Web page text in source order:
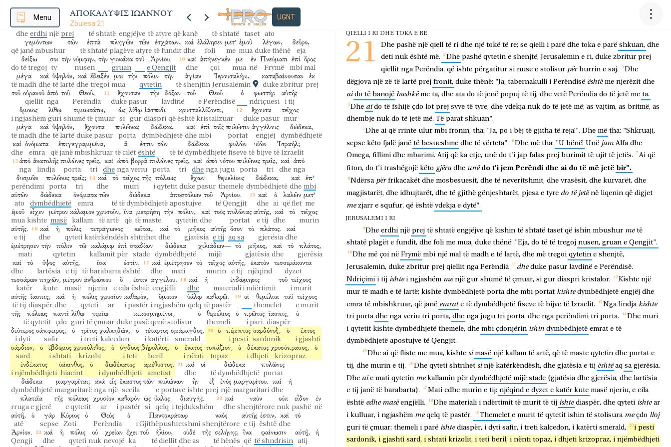
Menu ΑΠΟΚΑΛΥΨΙΣ ΙΩΑΝΝΟΥ
Zbulesa 21
UGNT
καὶ
dhe
θείῳ,
squfuri
ὅ
është vdekja e dyta
καὶ
dhe
ἦλθεν
erdhi
εἷς
një prej
τῶν ἑπτὰ
të shtatë engjëjve të atyre që kanë
ἑπτὰ
të shtatë
φιάλας,
taset
τῶν
ato
γεμόντων
që janë mbushur
τῶν ἑπτὰ
të shtatë
πληγῶν
plagëve
τῶν
atyre
ἐσχάτων,
të fundit
καὶ
dhe
ἐλάλησεν
foli
μετ’
me
ἐμοῦ
mua
λέγων,
duke thënë
δεῦρο,
eja
δείξω
do të tregoj
σοι
ty
τὴν νύμφην,
nusen
τὴν γυναῖκα
gruan
τοῦ Ἀρνίου.
e Qengjit
καὶ
dhe
ἀπήνεγκέν
çoi
με
mua
ἐν
në
Πνεύματι
Frymë
ἐπὶ
mbi
ὄρος
mal
μέγα
të madh
καὶ
dhe
ὑψηλόν,
të lartë
καὶ
dhe
ἔδειξέν
tregoi
μοι
mua
τὴν πόλιν
qytetin
τὴν ἁγίαν
të shenjtin
Ἰερουσαλὴμ,
Jerusalemin
καταβαίνουσαν
duke zbritur
ἐκ
prej
τοῦ οὐρανοῦ
qiellit
ἀπὸ
nga
τοῦ Θεοῦ,
Perëndia
ἔχουσαν
duke pasur
τὴν δόξαν
lavdinë
τοῦ Θεοῦ.
e Perëndisë
ὁ φωστὴρ
ndriçuesi
αὐτῆς
i tij
ὅμοιος
i ngjashëm
λίθῳ
guri
τιμιωτάτῳ,
shumë të çmuar
ὡς
si
λίθῳ
gur
ἰάσπιδι
diaspri
κρυσταλλίζοντι,
që është kristalizuar
ἔχουσα
duke pasur
τεῖχος
mur
μέγα
të madh
καὶ
dhe
ὑψηλόν,
të lartë
ἔχουσα
duke pasur
πυλῶνας
porta
δώδεκα,
dymbëdhjetë
καὶ
dhe
ἐπὶ
mbi
τοῖς πυλῶσιν
portat
ἀγγέλους
engjëj
δώδεκα,
dymbëdhjetë
καὶ
dhe
ὀνόματα
emra
ἐπιγεγραμμένα,
që janë mbishkruar
ἅ
të cilët
ἐστιν
është
τῶν δώδεκα
të të dymbëdhjetë
φυλῶν
fiseve
υἱῶν
të bijve
Ἰσραήλ;
të Izraelit
ἀπὸ
nga
ἀνατολῆς
lindja
πυλῶνες
porta
τρεῖς,
tri
καὶ
dhe
ἀπὸ
nga
βορρᾶ
veriu
πυλῶνες
porta
τρεῖς,
tri
καὶ
dhe
ἀπὸ
nga
νότου
jugu
πυλῶνες
porta
τρεῖς,
tri
καὶ
dhe
ἀπὸ
nga
δυσμῶν
perëndimi
πυλῶνες
porta
τρεῖς;
tri
καὶ
dhe
τὸ τεῖχος
muri
τῆς πόλεως
i qytetit
ἔχων
duke pasur
θεμελίους
themele
δώδεκα,
dymbëdhjetë
καὶ
dhe
ἐπ’
mbi
αὐτῶν
ato
δώδεκα
dymbëdhjetë
ὀνόματα
emra
τῶν δώδεκα
të të dymbëdhjetë
ἀποστόλων
apostujve
τοῦ Ἀρνίου.
të Qengjit
καὶ
dhe
ὁ
ai
λαλῶν
që flet
μετ’
me
ἐμοῦ
mua
εἶχεν
kishte
μέτρον
masë
κάλαμον
kallam
χρυσοῦν,
të artë
ἵνα
që
μετρήσῃ
të maste
τὴν πόλιν,
qytetin
καὶ
dhe
τοὺς πυλῶνας
portat
αὐτῆς,
e tij
καὶ
dhe
τὸ τεῖχος
murin
αὐτῆς.
e tij
καὶ
dhe
ἡ πόλις
qyteti
τετράγωνος
katërkëndësh
κεῖται,
shtrihet
καὶ
dhe
τὸ μῆκος
gjatësia
αὐτῆς
e tij
ὅσον
aq sa
τὸ πλάτος.
gjerësia
καὶ
dhe
ἐμέτρησεν
mati
τὴν πόλιν
qytetin
τῷ καλάμῳ
kallamit
ἐπὶ
për
σταδίων
stade
δώδεκα
dymbëdhjetë
χιλιάδων—
mijë
τὸ μῆκος,
gjatësia
καὶ
dhe
τὸ πλάτος,
gjerësia
καὶ
dhe
τὸ ὕψος
lartësia
αὐτῆς,
e tij
ἴσα
të barabarta
ἐστίν.
është
καὶ
dhe
ἐμέτρησεν
mati
τὸ τεῖχος
murin
αὐτῆς,
e tij
ἑκατὸν
njëqind
τεσσεράκοντα
dyzet
τεσσάρων
katër
πηχῶν,
kute
μέτρον
masë
ἀνθρώπου
njeriu
ὅ
e cila
ἐστιν
është
ἀγγέλου.
engjëlli
καὶ
dhe
ἡ ἐνδώμησις
materiali i ndërtimit
τοῦ τείχους
i murit
αὐτῆς
të tij
ἴασπις;
diaspër
καὶ
dhe
ἡ πόλις
qyteti
χρυσίον
ar
καθαρὸν,
i pastër
ὅμοιον
i ngjashëm
ὑάλῳ
qelq
καθαρῷ.
të pastër
οἱ θεμέλιοι
themelet
τοῦ τείχους
e murit
τῆς πόλεως
të qytetit
παντὶ
çdo
λίθῳ
guri
τιμίῳ
të çmuar
κεκοσμημένοι;
duke pasë qenë stolisur
ὁ θεμέλιος
themeli
ὁ πρῶτος
i pari
ἴασπις,
diaspër
ὁ
δεύτερος
i dyti
σάπφειρος,
safir
ὁ τρίτος
i treti
χαλκηδών,
kalcedon
ὁ τέταρτος
i katërti
σμάραγδος,
smerald
ὁ πέμπτος
i pesti
σαρδόνυξ,
sardonik
ὁ ἕκτος
i gjashti
σάρδιον,
sard
ὁ ἕβδομος
i shtati
χρυσόλιθος,
krizolit
ὁ ὄγδοος
i teti
βήρυλλος,
beril
ὁ ἔνατος
i nënti
τοπάζιον,
topaz
ὁ δέκατος
i dhjeti
χρυσόπρασος,
krizopraz
ὁ
ἑνδέκατος
i njëmbëdhjeti
ὑάκινθος,
hiacint
ὁ δωδέκατος
i dymbëdhjeti
ἀμέθυστος.
ametist
καὶ
dhe
οἱ δώδεκα
të dymbëdhjetë
πυλῶνες
portat
δώδεκα
dymbëdhjetë
μαργαρῖται;
margaritarë
ἀνὰ
nga
εἷς
një
ἕκαστος
secila
τῶν πυλώνων
e portave
ἦν
ishte
ἐξ
prej
ἑνὸς
një
μαργαρίτου.
margaritari
καὶ
dhe
ἡ
πλατεῖα
rruga e gjerë
τῆς πόλεως
e qytetit
χρυσίον
ar
καθαρὸν
i pastër
ὡς
si
ὕαλος
qelq
διαυγής.
i tejdukshëm
καὶ
dhe
ναὸν
shenjtërore
οὐκ
nuk
εἶδον
pashë
ἐν
në
αὐτῇ,
atë
ὁ γὰρ
sepse
Κύριος
Zoti
ὁ Θεός
Perëndia
ὁ Παντοκράτωρ
i Gjithëpushtetshmi
ναὸς
shenjtërore
αὐτῆς
e tij
ἐστιν,
është
καὶ
dhe
τὸ
Ἀρνίον.
Qengji
καὶ
dhe
ἡ πόλις
qyteti
οὐ
nuk
χρείαν
nevojë
ἔχει
ka
τοῦ ἡλίου,
të diellit
οὐδὲ
dhe as
τῆς σελήνης,
të hënës
ἵνα
që
φαίνωσιν
të shndrisin
αὐτῇ,
atij
ἡ
QIELLI I RI DHE TOKA E RE
21 Dhe pashë një qiell të ri dhe një tokë të re; se qielli i parë dhe toka e parë shkuan, dhe
deti nuk është më. Dhe pashë qytetin e shenjtë, Jerusalemin e ri, duke zbritur prej
qiellit nga Perëndia, që ishte përgatitur si nuse e stolisur për burrin e saj.
Dhe
dëgjova një zë të lartë prej fronit, duke thënë: "Ja, tabernakulli i Perëndisë është me njerëzit dhe
ai do të banojë bashkë me ta, dhe ata do të jenë popuj të tij, dhe vetë Perëndia do të jetë me ta.
Dhe ai do të fshijë çdo lot prej syve të tyre, dhe vdekja nuk do të jetë më; as vajtim, as britmë, as
dhembje nuk do të jetë më. Të parat shkuan".
Dhe ai që rrinte ulur mbi fronin, tha: "Ja, po i bëj të gjitha të reja!". Dhe më tha: "Shkruaji,
sepse këto fjalë janë të besueshme dhe të vërteta". Dhe më tha: "U bënë! Unë jam Alfa dhe
Omega, fillimi dhe mbarimi. Atij që ka etje, unë do t'i jap falas prej burimit të ujit të jetës. Ai që
fiton, do t'i trashëgojë këto gjëra dhe unë do t'i jem Perëndi dhe ai do të më jetë bir".
Ndërsa për frikacakët dhe mosbesuesit, dhe të neveritshmit, dhe vrasësit, dhe kurvarët, dhe
magjistarët, dhe idhujtarët, dhe të gjithë gënjeshtarët, pjesa e tyre do të jetë në liqenin që digjet
me zjarr e squfur, që është vdekja e dytë".
JERUSALEMI I RI
Dhe erdhi një prej të shtatë engjëjve që kishin të shtatë taset që ishin mbushur me të
shtatë plagët e fundit, dhe foli me mua, duke thënë: "Eja, do të të tregoj nusen, gruan e Qengjit".
Dhe më çoi në Frymë mbi një mal të madh e të lartë, dhe më tregoi qytetin e shenjtë,
Jerusalemin, duke zbritur prej qiellit nga Perëndia dhe duke pasur lavdinë e Perëndisë.
Ndriçimi i tij ishte i ngjashëm me një gur shumë të çmuar, si gur diaspri kristalor. Kishte një
mur të madh e të lartë; kishte dymbëdhjetë porta dhe mbi portat kishte dymbëdhjetë engjëj dhe
emra të mbishkruar, që janë emrat e të dymbëdhjetë fiseve të bijve të Izraelit. Nga lindja kishte
tri porta dhe nga veriu tri porta, dhe nga jugu tri porta, dhe nga perëndimi tri porta. Dhe muri
i qytetit kishte dymbëdhjetë themele, dhe mbi çdonjërin ishin dymbëdhjetë emrat e të
dymbëdhjetë apostujve të Qengjit.
Dhe ai që fliste me mua, kishte si masë një kallam të artë, që të maste qytetin dhe portat e
tij, dhe murin e tij. Dhe qyteti shtrihet si një katërkëndësh, dhe gjatësia e tij është aq sa gjerësia.
Dhe ai e mati qytetin me kallamin për dymbëdhjetë mijë stade (gjatësia dhe gjerësia, dhe lartësia
e tij janë të barabarta). Mati edhe murin e tij: njëqind e dyzet e katër kute masë njeriu, e cila
është edhe masë engjëlli. Dhe materiali i ndërtimit të murit të tij ishte diaspër, dhe qyteti ishte ar
i kulluar, i ngjashëm me qelq të pastër. Themelet e murit të qytetit ishin të stolisura me çdo lloj
guri të çmuar; themeli i parë ishte diaspër, i dyti safir, i treti kalcedon, i katërti smerald, i pesti
sardonik, i gjashti sard, i shtati krizolit, i teti beril, i nënti topaz, i dhjeti krizopraz, i njëmbëdhjeti